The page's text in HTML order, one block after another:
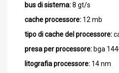
bus di sistema:8 gt/s
cache processore: 12 mb
tipo di cache del processore:
presa per processore:bga
litografia processore: 14 nm